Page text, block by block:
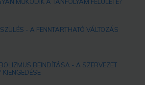
- A FENNTARTHATÓ VÁLTOZÁS
BEINDÍTÁSA - A SZERVEZET
KIENGEDÉSE